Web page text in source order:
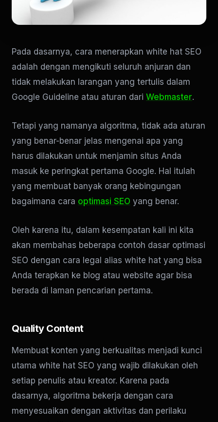
Pada dasarnya, cara menerapkan white hat SEO
adalah dengan mengikuti seluruh anjuran dan
tidak melakukan larangan yang tertulis dalam
Google Guideline atau aturan dari Webmaster.
Tetapi yang namanya algoritma, tidak ada aturan
yang benar-benar jelas mengenai apa yang
harus dilakukan untuk menjamin situs Anda
masuk ke peringkat pertama Google. Hal itulah
yang membuat banyak orang kebingungan
bagaimana cara optimasi SEO yang benar.
Oleh karena itu, dalam kesempatan kali ini kita
akan membahas beberapa contoh dasar optimasi
SEO dengan cara legal alias white hat yang bisa
Anda terapkan ke blog atau website agar bisa
berada di laman pencarian pertama.
Quality Content
Membuat konten yang berkualitas menjadi kunci
utama white hat SEO yang wajib dilakukan oleh
setiap penulis atau kreator. Karena pada
dasarnya, algoritma bekerja dengan cara
menyesuaikan dengan aktivitas dan perilaku